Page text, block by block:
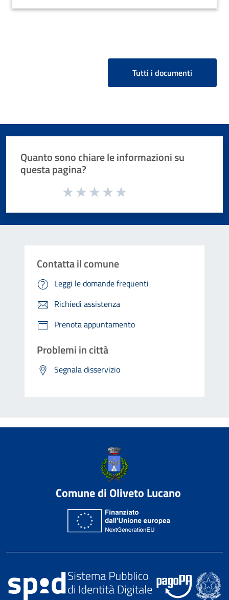
Tutti i documenti
Quanto sono chiare le informazioni su
questa pagina?
Valuta da 1 a 5 stelle la pagina
Contatta il comune
Leggi le domande frequenti
Richiedi assistenza
Prenota appuntamento
Problemi in città
Segnala disservizio
Comune di Oliveto Lucano